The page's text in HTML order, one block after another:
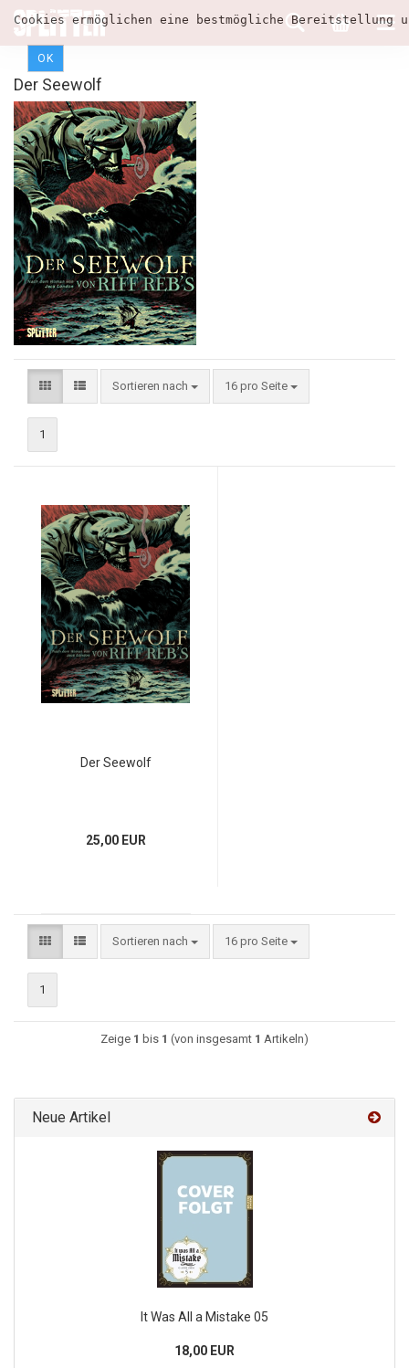
Cookies ermöglichen eine bestmögliche
OK
Der Seewolf
Sortieren nach 16 pro Seite
1
Der Seewolf
25,00 EUR
Sortieren nach 16 pro Seite
1
Zeige 1 bis 1 (von insgesamt 1 Artikeln)
Neue Artikel
It Was All a Mistake 05
18,00 EUR